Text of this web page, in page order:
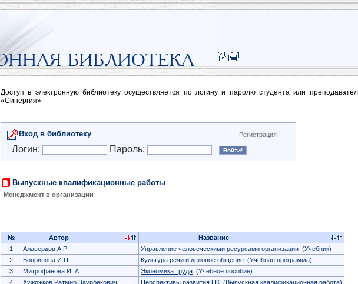
Доступ в электронную библиотеку осуществляется по логину и паролю студента или
«Синергия»
Вход в библиотеку Регистрация
Логин: Пароль:
Выпускные квалификационные работы
Менеджмент в организации
№ Автор
Название
1
Алавердов А.Р. Управление человеческими ресурсами организации (Учебник)
2
Бояринова И.П. Культура речи и деловое общение (Учебная программа)
3
Митрофанова И. А. Экономика труда (Учебное пособие)
4
Хужожков Ратмир Заурбекович Перспективы развития ПК (Выпускная квалификационная работа)